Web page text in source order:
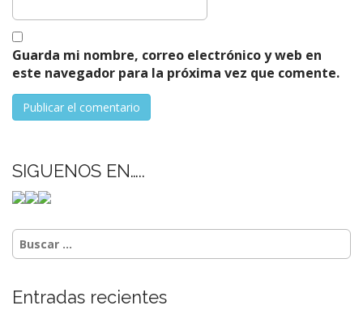
Guarda mi nombre, correo electrónico y web en
este navegador para la próxima vez que comente.
SIGUENOS EN…..
Buscar:
Entradas recientes